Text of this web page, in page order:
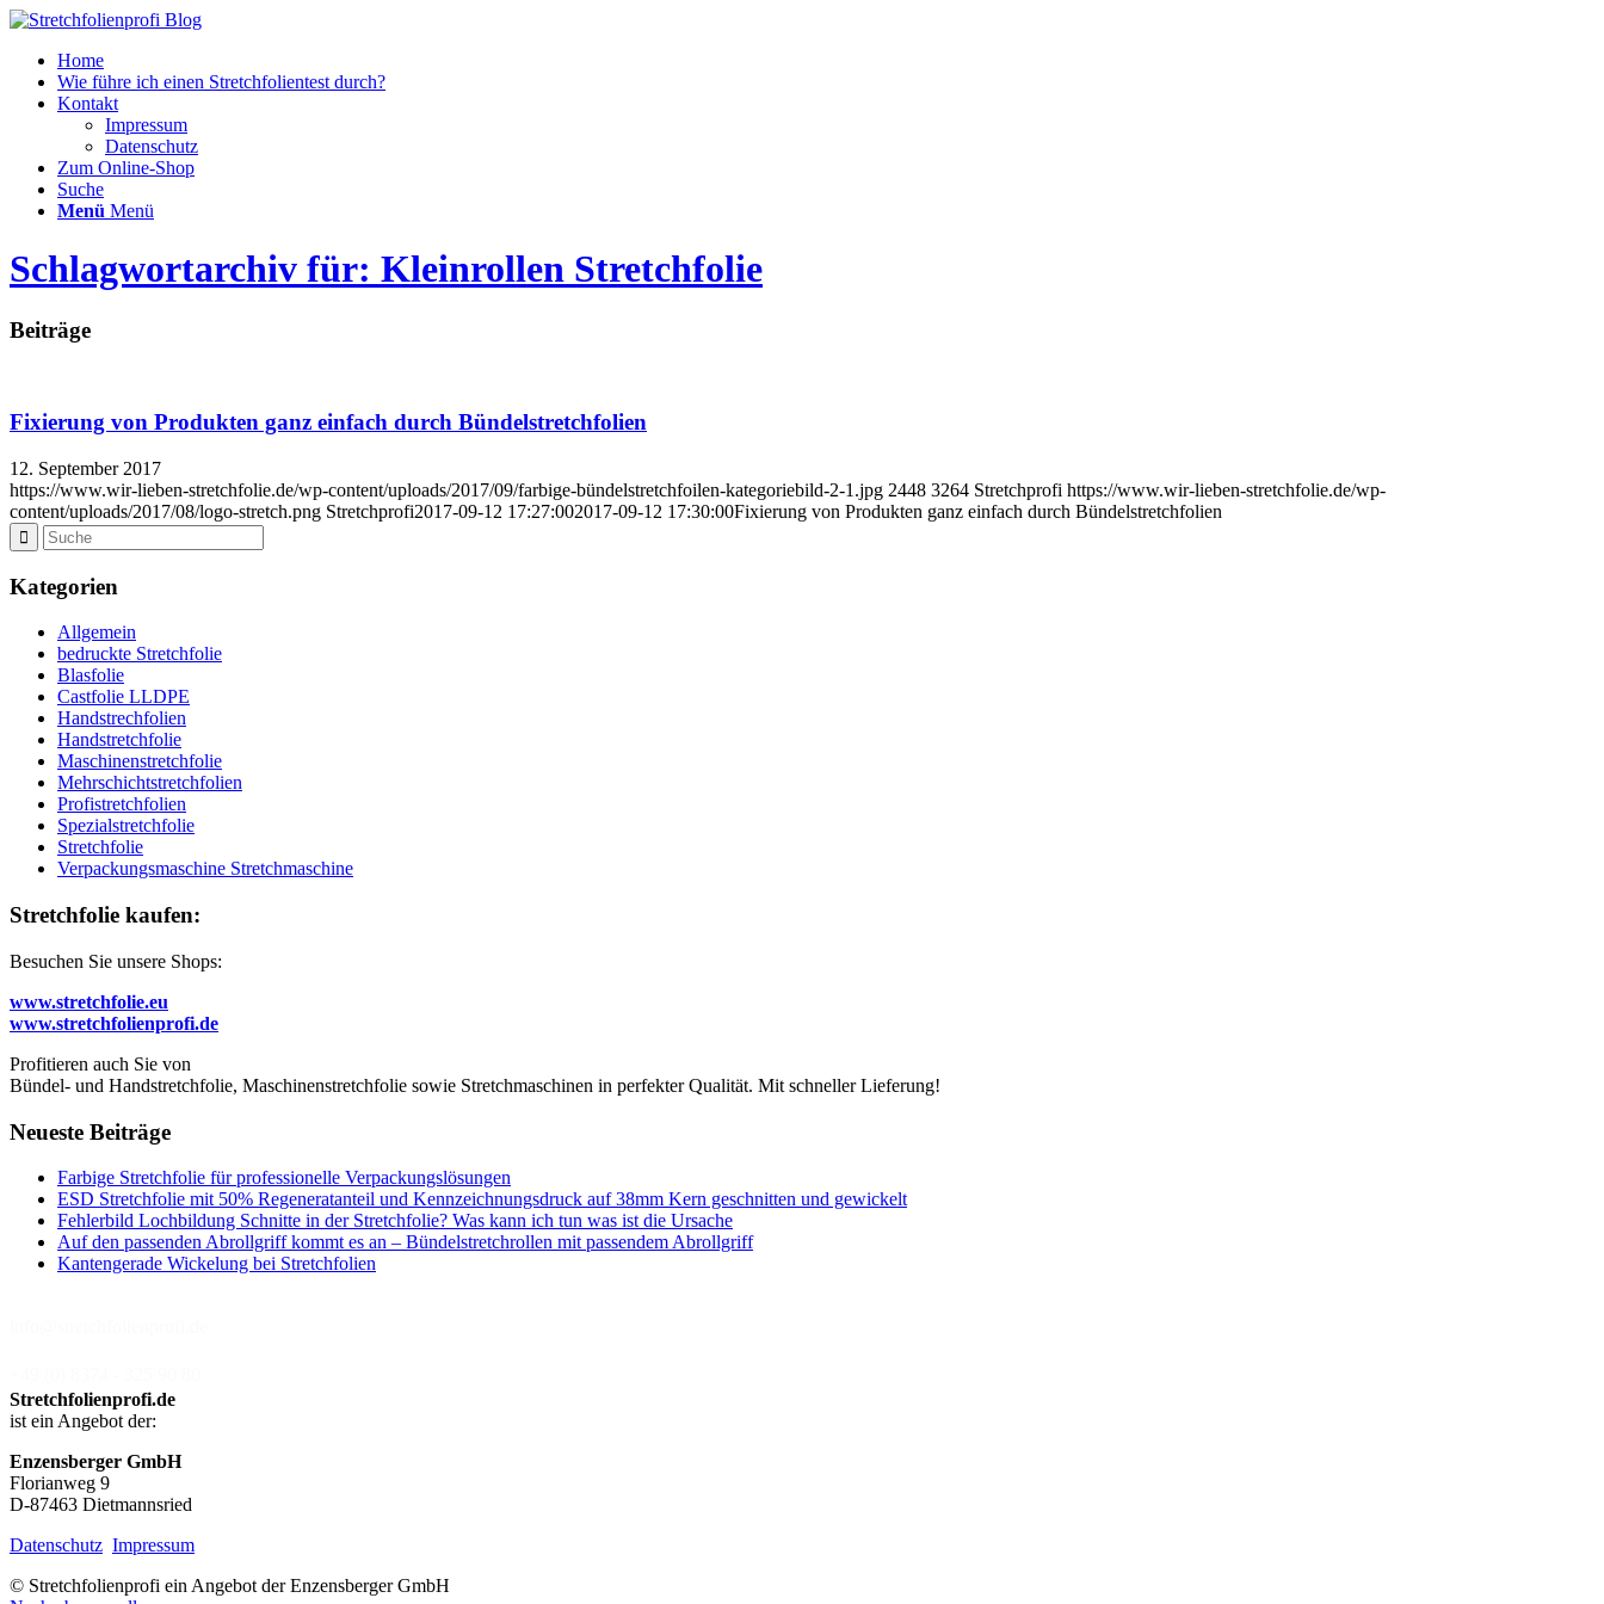
Home
Wie führe ich einen Stretchfolientest durch?
Kontakt
Impressum
Datenschutz
Zum Online-Shop
Suche
Menü Menü
Schlagwortarchiv für: Kleinrollen Stretchfolie
Beiträge
Fixierung von Produkten ganz einfach durch Bündelstretchfolien
12. September 2017
https://www.wir-lieben-stretchfolie.de/wp-content/uploads/2017/09/farbige-bündelstretchfoilen-kategoriebild-2-1.jpg 2448 3264 Stretchprofi https://www.wir-lieben-stretchfolie.de/wp-
content/uploads/2017/08/logo-stretch.png Stretchprofi2017-09-12 17:27:002017-09-12 17:30:00Fixierung von Produkten ganz einfach durch Bündelstretchfolien
Kategorien
Allgemein
bedruckte Stretchfolie
Blasfolie
Castfolie LLDPE
Handstrechfolien
Handstretchfolie
Maschinenstretchfolie
Mehrschichtstretchfolien
Profistretchfolien
Spezialstretchfolie
Stretchfolie
Verpackungsmaschine Stretchmaschine
Stretchfolie kaufen:
Besuchen Sie unsere Shops:
www.stretchfolie.eu
www.stretchfolienprofi.de
Profitieren auch Sie von
Bündel- und Handstretchfolie, Maschinenstretchfolie sowie Stretchmaschinen in perfekter Qualität. Mit schneller Lieferung!
Neueste Beiträge
Farbige Stretchfolie für professionelle Verpackungslösungen
ESD Stretchfolie mit 50% Regeneratanteil und Kennzeichnungsdruck auf 38mm Kern geschnitten und gewickelt
Fehlerbild Lochbildung Schnitte in der Stretchfolie? Was kann ich tun was ist die Ursache
Auf den passenden Abrollgriff kommt es an – Bündelstretchrollen mit passendem Abrollgriff
Kantengerade Wickelung bei Stretchfolien
Stretchfolienprofi.de
ist ein Angebot der:
Enzensberger GmbH
Florianweg 9
D-87463 Dietmannsried
Datenschutz Impressum
© Stretchfolienprofi ein Angebot der Enzensberger GmbH